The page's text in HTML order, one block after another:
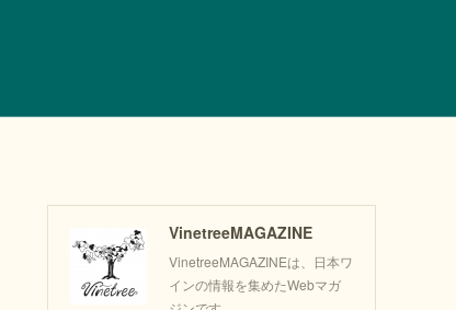
VinetreeMAGAZINE
VinetreeMAGAZINEは、日本ワ
インの情報を集めたWebマガ